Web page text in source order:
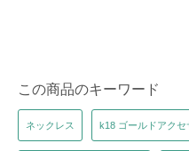
この商品のキーワード
ネックレス k18 ゴールドアクセ